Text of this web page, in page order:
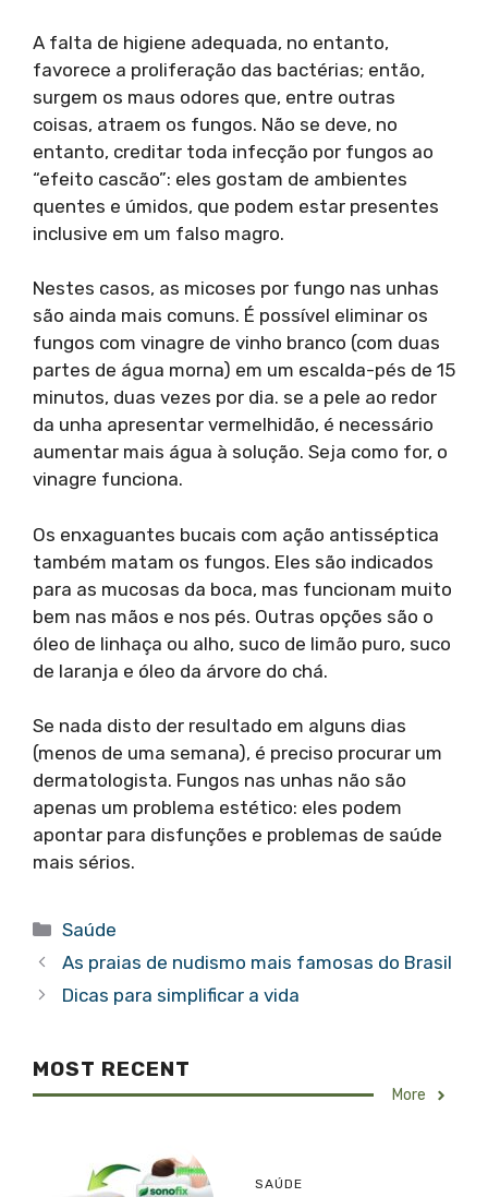
A falta de higiene adequada, no entanto,
favorece a proliferação das bactérias; então,
surgem os maus odores que, entre outras
coisas, atraem os fungos. Não se deve, no
entanto, creditar toda infecção por fungos ao
“efeito cascão”: eles gostam de ambientes
quentes e úmidos, que podem estar presentes
inclusive em um falso magro.
Nestes casos, as micoses por fungo nas unhas
são ainda mais comuns. É possível eliminar os
fungos com vinagre de vinho branco (com duas
partes de água morna) em um escalda-pés de 15
minutos, duas vezes por dia. se a pele ao redor
da unha apresentar vermelhidão, é necessário
aumentar mais água à solução. Seja como for, o
vinagre funciona.
Os enxaguantes bucais com ação antisséptica
também matam os fungos. Eles são indicados
para as mucosas da boca, mas funcionam muito
bem nas mãos e nos pés. Outras opções são o
óleo de linhaça ou alho, suco de limão puro, suco
de laranja e óleo da árvore do chá.
Se nada disto der resultado em alguns dias
(menos de uma semana), é preciso procurar um
dermatologista. Fungos nas unhas não são
apenas um problema estético: eles podem
apontar para disfunções e problemas de saúde
mais sérios.
Categorias
Saúde
As praias de nudismo mais famosas do Brasil
Dicas para simplificar a vida
MOST RECENT
More
SAÚDE